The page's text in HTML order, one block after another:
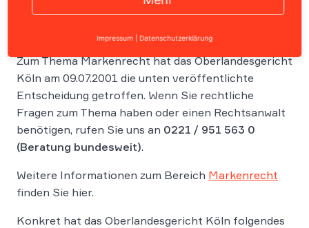
Zum Thema Markenrecht hat das Oberlandesgericht
Köln am 09.07.2001 die unten veröffentlichte
Entscheidung getroffen. Wenn Sie rechtliche
Fragen zum Thema haben oder einen Rechtsanwalt
benötigen, rufen Sie uns an 0221 / 951 563 0
(Beratung bundesweit).
Weitere Informationen zum Bereich Markenrecht
finden Sie hier.
Konkret hat das Oberlandesgericht Köln folgendes
Impressum Datenschutzerklärung